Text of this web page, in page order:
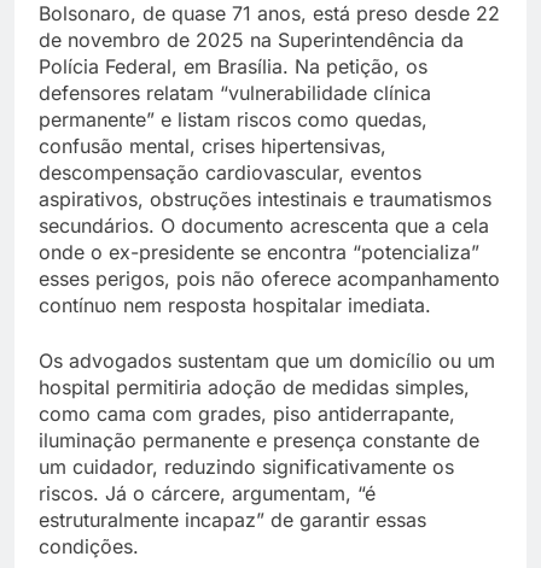
Bolsonaro, de quase 71 anos, está preso desde 22
de novembro de 2025 na Superintendência da
Polícia Federal, em Brasília. Na petição, os
defensores relatam “vulnerabilidade clínica
permanente” e listam riscos como quedas,
confusão mental, crises hipertensivas,
descompensação cardiovascular, eventos
aspirativos, obstruções intestinais e traumatismos
secundários. O documento acrescenta que a cela
onde o ex-presidente se encontra “potencializa”
esses perigos, pois não oferece acompanhamento
contínuo nem resposta hospitalar imediata.
Os advogados sustentam que um domicílio ou um
hospital permitiria adoção de medidas simples,
como cama com grades, piso antiderrapante,
iluminação permanente e presença constante de
um cuidador, reduzindo significativamente os
riscos. Já o cárcere, argumentam, “é
estruturalmente incapaz” de garantir essas
condições.